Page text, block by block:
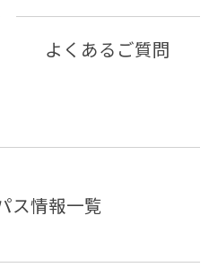
よくあるご質問
ス情報一覧